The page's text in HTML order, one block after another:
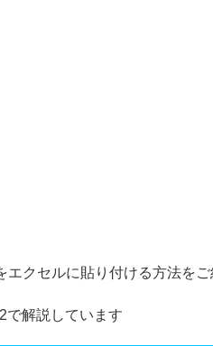
クセルに貼り付ける方法をご
で解説しています